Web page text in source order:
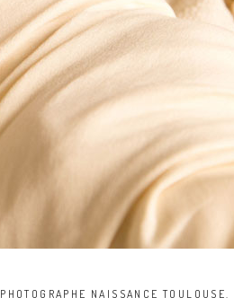
PHOTOGRAPHE NAISSANCE TOULOUSE,